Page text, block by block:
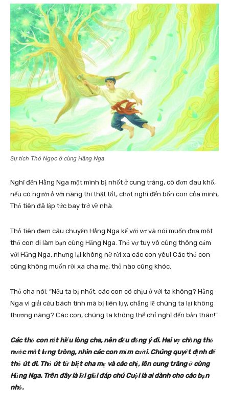
Sự tích Thỏ Ngọc ở cùng Hằng Nga
Nghĩ đến Hằng Nga một mình bị nhốt ở cung trăng, cô đơn đau khổ,
nếu có người ở với nàng thì thật tốt, chợt nghĩ đến bốn con của mình,
Thỏ tiên đã lập tức bay trở về nhà.
Thỏ tiên đem câu chuyện Hằng Nga kể với vợ và nói muốn đưa một
thỏ con đi làm bạn cùng Hằng Nga. Thỏ vợ tuy vô cùng thông cảm
với Hằng Nga, nhưng lại không nỡ rời xa các con yêu! Các thỏ con
cũng không muốn rời xa cha mẹ, thỏ nào cũng khóc.
Thỏ cha nói: “Nếu ta bị nhốt, các con có chịu ở với ta không? Hằng
Nga vì giải cứu bách tính mà bị liên lụy, chẳng lẽ chúng ta lại không
thương nàng? Các con, chúng ta không thể chỉ nghĩ đến bản thân!”
Các thỏ con rất hiểu lòng cha, nên đều đồng ý đi. Hai vợ chồng thỏ
nước mắt lưng tròng, nhìn các con mỉm cười. Chúng quyết định để
thỏ út đi. Thỏ út từ biệt cha mẹ và các chị, lên cung trăng ở cùng
Hằng Nga. Trên đây là lời giải đáp chú Cuội là ai dành cho các bạn
nhỏ.